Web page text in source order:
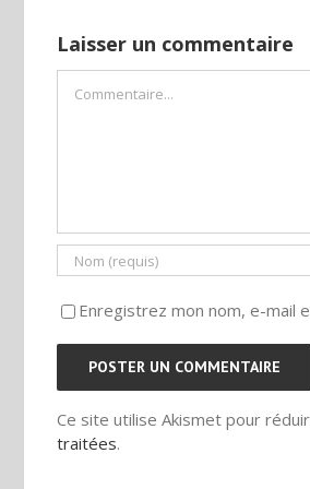
Laisser un commentaire
Enregistrez mon nom, e-mail
Ce site utilise Akismet pour
traitées.